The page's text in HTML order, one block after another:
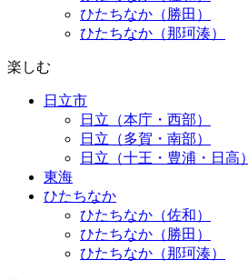
ひたちなか（勝田）
ひたちなか（那珂湊）
楽しむ
日立市
日立（本庁・西部）
日立（多賀・南部）
日立（十王・豊浦・日高）
東海
ひたちなか
ひたちなか（佐和）
ひたちなか（勝田）
ひたちなか（那珂湊）